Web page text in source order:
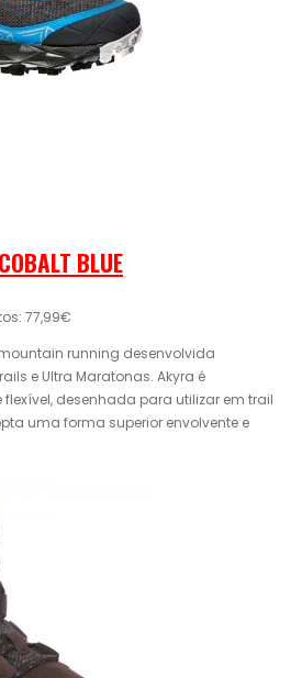
BLUE
77,99€
running desenvolvida
e Ultra Maratonas. Akyra é
desenhada para utilizar em trail
uma forma superior envolvente e